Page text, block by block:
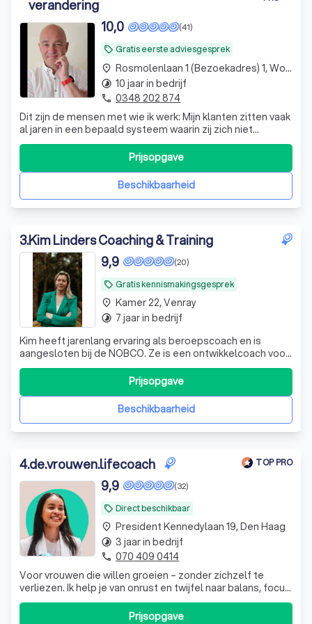
verandering
local_offer Gratis eerste adviesgesprek
(41)
10,0
Dit zijn de mensen met wie ik werk: Mijn klanten zitten vaak
al jaren in een bepaald systeem waarin zij zich niet
gelukkig meer voelen. Woorden die zij gebruiken zijn: ‘Er
knaagt iets’, ‘Ik voel een constant aanwezige onrust’, ‘Ik
heb het idee niet meer op het juiste spoor te zitten’, ‘Ik
twijfel
Beschikbaarheid
Prijsopgave
place Rosmolenlaan 1 (bezoekadres) 1, Woerden
timelapse 10 jaar in bedrijf
phone 0348 202 874
3.Kim Linders Coaching & Training
local_offer Gratis kennismakingsgesprek
(20)
9,9
Kim heeft jarenlang ervaring als beroepscoach en is
aangesloten bij de NOBCO. Ze is een ontwikkelcoach voor
teams, persoonlijke ontwikkeling en loopbaanadvies.
Beschikbaarheid
Prijsopgave
place Kamer 22, Venray
timelapse 7 jaar in bedrijf
4.de.vrouwen.lifecoach TOP PRO
local_offer Direct beschikbaar
(32)
9,9
Voor vrouwen die willen groeien – zonder zichzelf te
verliezen. Ik help je van onrust en twijfel naar balans, focus
en zelfvertrouwen, zodat jij verder komt in je leven en/of
Prijsopgave
place President Kennedylaan 19, Den Haag
timelapse 3 jaar in bedrijf
phone 070 409 0414